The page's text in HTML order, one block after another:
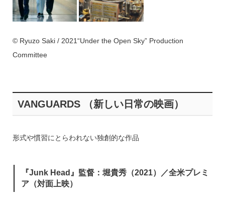
© Ryuzo Saki / 2021“Under the Open Sky” Production
Committee
VANGUARDS （新しい日常の映画）
形式や慣習にとらわれない独創的な作品
『Junk Head』監督：堀貴秀（2021）／全米プレミ
ア（対面上映）